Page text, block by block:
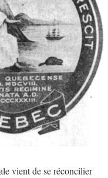
vient de se réconcilier